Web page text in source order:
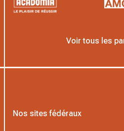
Voir tous les
Nos sites fédéraux